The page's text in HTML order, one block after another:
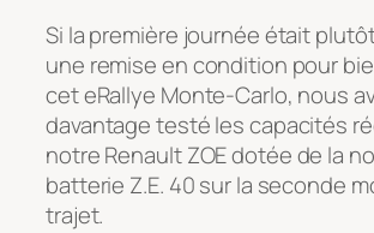
Si la première journée était
une remise en condition pour
cet eRallye Monte-Carlo, nous
davantage testé les capacités
notre Renault ZOE dotée de la
batterie Z.E. 40 sur la seconde
trajet.